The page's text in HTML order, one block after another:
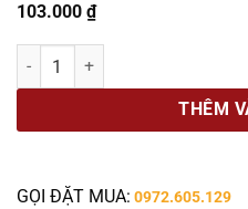
103.000 ₫
TÂM SỰ VỀ TÌNH YÊU -
THÊM
GỌI ĐẶT MUA: 0972.605.129